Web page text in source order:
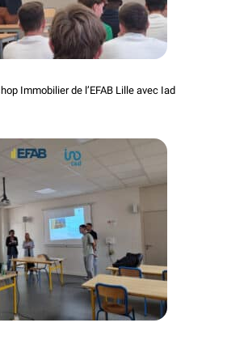
Immobilier de l’EFAB Lille avec Iad